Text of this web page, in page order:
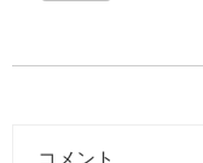
コメント